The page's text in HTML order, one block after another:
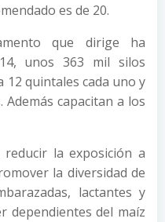
es de 20.
que dirige ha
unos 363 mil silos
12 quintales cada uno y
capacitan a los
la exposición a
la diversidad de
lactantes y
dependientes del maíz